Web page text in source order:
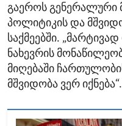
გაეროს გენერალური
პოლიტიკის და
საქმეებში.
ნახევრის
მიღებაში
მშვიდობა ვერ იქნება“.